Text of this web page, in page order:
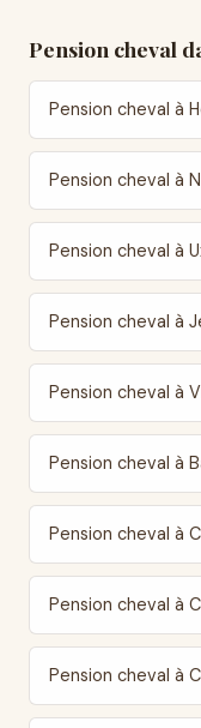
Pension cheval
Pension cheval à
Pension cheval à
Pension cheval à
Pension cheval à
Pension cheval à
Pension cheval à
Pension cheval à
Pension cheval à
Pension cheval à